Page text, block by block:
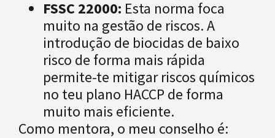
FSSC 22000: Esta norma foca
muito na gestão de riscos. A
introdução de biocidas de baixo
risco de forma mais rápida
permite-te mitigar riscos químicos
no teu plano HACCP de forma
muito mais eficiente.
Como mentora, o meu conselho é: